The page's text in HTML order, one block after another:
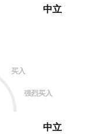
买入
强烈买入
中立
中立